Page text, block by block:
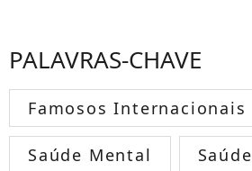
PALAVRAS-CHAVE
Famosos Internacionais
Saúde Mental Saúde